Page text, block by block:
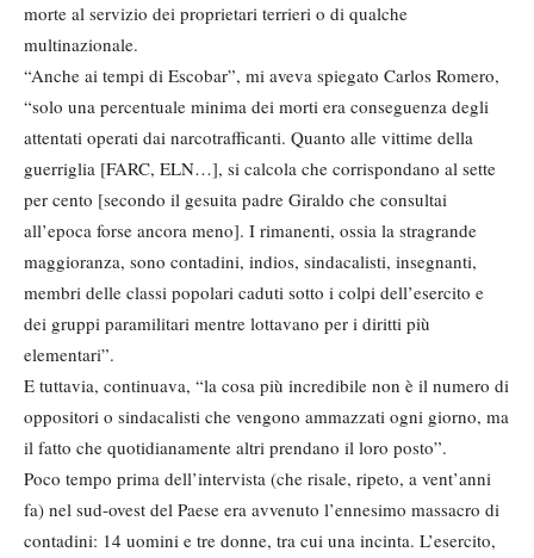
morte al servizio dei proprietari terrieri o di qualche
multinazionale.
“Anche ai tempi di Escobar”, mi aveva spiegato Carlos Romero,
“solo una percentuale minima dei morti era conseguenza degli
attentati operati dai narcotrafficanti. Quanto alle vittime della
guerriglia [FARC, ELN…], si calcola che corrispondano al sette
per cento [secondo il gesuita padre Giraldo che consultai
all’epoca forse ancora meno]. I rimanenti, ossia la stragrande
maggioranza, sono contadini, indios, sindacalisti, insegnanti,
membri delle classi popolari caduti sotto i colpi dell’esercito e
dei gruppi paramilitari mentre lottavano per i diritti più
elementari”.
E tuttavia, continuava, “la cosa più incredibile non è il numero di
oppositori o sindacalisti che vengono ammazzati ogni giorno, ma
il fatto che quotidianamente altri prendano il loro posto”.
Poco tempo prima dell’intervista (che risale, ripeto, a vent’anni
fa) nel sud-ovest del Paese era avvenuto l’ennesimo massacro di
contadini: 14 uomini e tre donne, tra cui una incinta. L’esercito,